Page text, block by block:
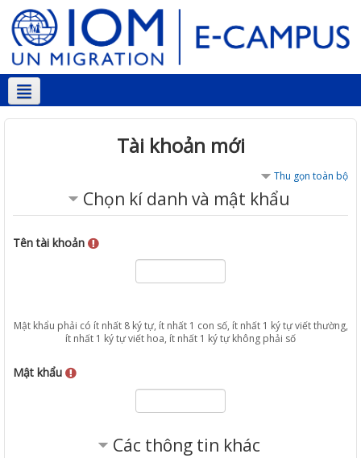
Vietnamese ‎(vi)‎
Tài khoản mới
Thu gọn toàn bộ
Chọn kí danh và mật khẩu
Tên tài khoản
Mật khẩu phải có ít nhất 8 ký tự, ít nhất 1 con số, ít nhất 1 ký tự viết thường,
ít nhất 1 ký tự viết hoa, ít nhất 1 ký tự không phải số
Mật khẩu
Các thông tin khác